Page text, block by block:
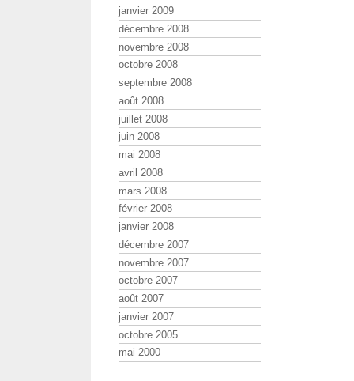
janvier 2009
décembre 2008
novembre 2008
octobre 2008
septembre 2008
août 2008
juillet 2008
juin 2008
mai 2008
avril 2008
mars 2008
février 2008
janvier 2008
décembre 2007
novembre 2007
octobre 2007
août 2007
janvier 2007
octobre 2005
mai 2000